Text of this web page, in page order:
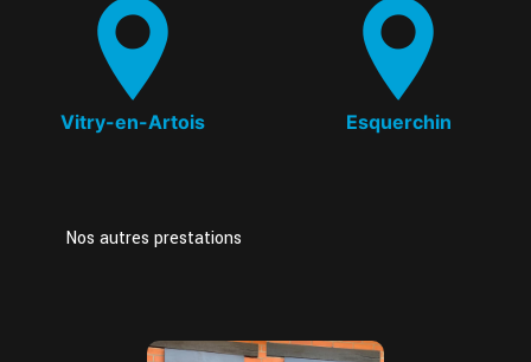
Vitry-en-Artois Esquerchin
Nos autres prestations